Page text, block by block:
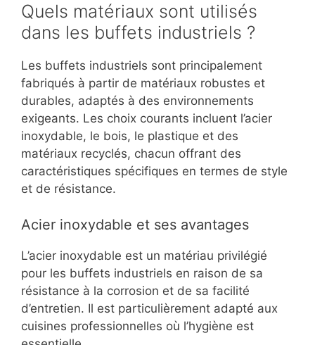
Quels matériaux sont utilisés
dans les buffets industriels ?
Les buffets industriels sont principalement
fabriqués à partir de matériaux robustes et
durables, adaptés à des environnements
exigeants. Les choix courants incluent l’acier
inoxydable, le bois, le plastique et des
matériaux recyclés, chacun offrant des
caractéristiques spécifiques en termes de style
et de résistance.
Acier inoxydable et ses avantages
L’acier inoxydable est un matériau privilégié
pour les buffets industriels en raison de sa
résistance à la corrosion et de sa facilité
d’entretien. Il est particulièrement adapté aux
cuisines professionnelles où l’hygiène est